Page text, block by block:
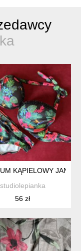
GROSZKI
KĄPIELOWY
studiolepianka
56 zł